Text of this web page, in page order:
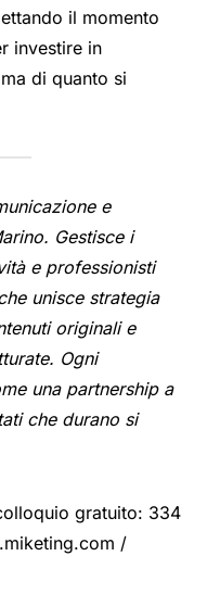
il momento
investire in
di quanto si
e
Gestisce i
e professionisti
unisce strategia
originali e
Ogni
una partnership a
che durano si
gratuito: 334
/